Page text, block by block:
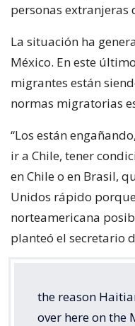
personas
La situación ha
México. En este
migrantes están
normas migratorias
“Los están
ir a Chile, tener
en Chile o en Brasil,
Unidos rápido
norteamericana
planteó el secretario
the reason
over here on the